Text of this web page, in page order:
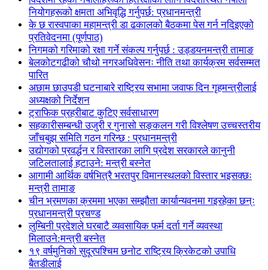
नियोगहरूको क्षमता अभिवृद्धि गर्नुपर्छ: प्रधानमन्त्री
के छ रास्वपाका महामन्त्री डा ढकालको बैठकमा पेस गर्न नदिइएको
प्रतिवेदनमा (पूर्णपाठ)
निगमको गरिमाको रक्षा गर्ने संकल्प गर्नुपर्छ : उड्डयनमन्त्री तामाङ
बेलकोटगढीको चौथो नगरअधिवेसनः नीति तथा कार्यक्रम सर्वसम्मत
पारित
अछाम छाउपडी घटनाबारे राष्ट्रिय सभामा जवाफ दिन गृहमन्त्रीलाई
अध्यक्षको निर्देशन
ट्राफिक प्रहरीबाट कुटिए सर्वसाधारण
सहकारीसम्बन्धी उजुरी र गुनासो सङ्कलन गरी विश्लेषण उच्चस्तरीय
जाँचबुझ समिति गठन गरिन्छ : प्रधानमन्त्री
उद्योगको प्रवर्द्धन र विस्तारका लागि प्रदेश सरकारले कानुनी
जटिलतालाई हटाउने: मन्त्री बस्नेत
आगामी आर्थिक वर्षभित्रै भरतपुर विमानस्थलको विस्तार भइसक्छः
मन्त्री तामाङ
चीन भ्रमणका क्रममा भएका सम्झौता कार्यान्यवनमा गइरहेका छन्ः
प्रधानमन्त्री प्रचण्ड
लुम्बिनी प्रदेशले घरबाटै व्यवसायिक फर्म दर्ता गर्ने व्यवस्था
मिलाउने:मन्त्री बस्नेत
१९ वर्षमुनिको सुदूरपश्चिम छनोट राष्ट्रिय क्रिकेटको उपाधि
बैतडीलाई